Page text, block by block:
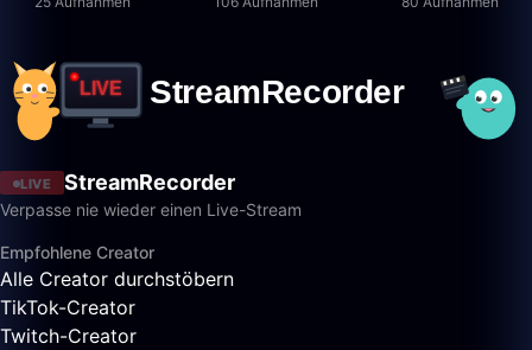
LIVE StreamRecorder
Verpasse nie wieder einen Live-Stream
Empfohlene Creator
Alle Creator durchstöbern
TikTok-Creator
Twitch-Creator